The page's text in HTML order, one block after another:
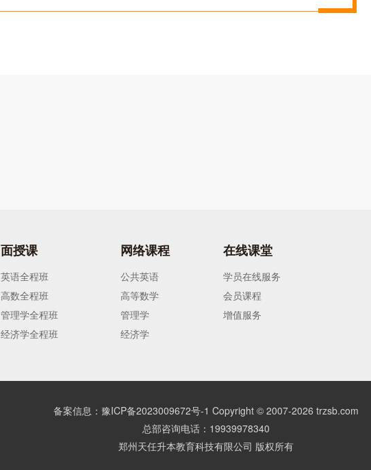
面授课
英语全程班
高数全程班
管理学全程班
经济学全程班
网络课程
公共英语
高等数学
管理学
经济学
在线课堂
学员在线服务
会员课程
增值服务
备案信息：豫ICP备2023009672号-1 Copyright © 2007-2026 trzsb.com
总部咨询电话：19939978340
郑州天任升本教育科技有限公司 版权所有